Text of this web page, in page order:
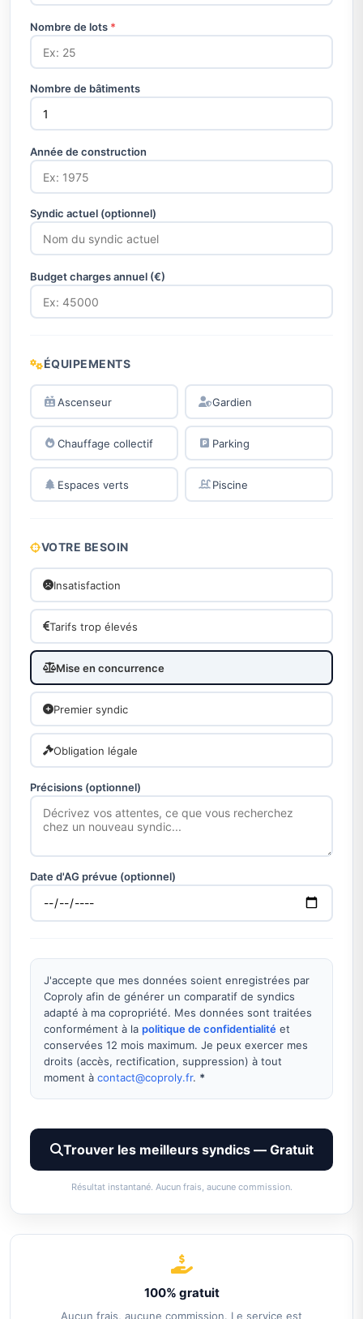
Nombre de lots *
Nombre de bâtiments
Année de construction
Syndic actuel (optionnel)
Budget charges annuel (€)
ÉQUIPEMENTS
Ascenseur Gardien
Chauffage collectif Parking
Espaces verts Piscine
VOTRE BESOIN
Insatisfaction
Tarifs trop élevés
Mise en concurrence
Premier syndic
Obligation légale
Précisions (optionnel)
Date d'AG prévue (optionnel)
J'accepte que mes données soient enregistrées par
Coproly afin de générer un comparatif de syndics
adapté à ma copropriété. Mes données sont traitées
conformément à la politique de confidentialité et
conservées 12 mois maximum. Je peux exercer mes
droits (accès, rectification, suppression) à tout
moment à contact@coproly.fr. *
Trouver les meilleurs syndics — Gratuit
Résultat instantané. Aucun frais, aucune commission.
100% gratuit
Aucun frais, aucune commission. Le service est